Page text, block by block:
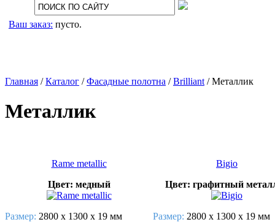
Ваш заказ: пусто.
Главная /Каталог /Фасадные полотна /Brilliant /Металлик
Металлик
Rame metallic
Цвет: медный
Размер: 2800 x 1300 х 19 мм
Bigio
Цвет: графитный
Размер: 2800 x 1300 х 19 мм